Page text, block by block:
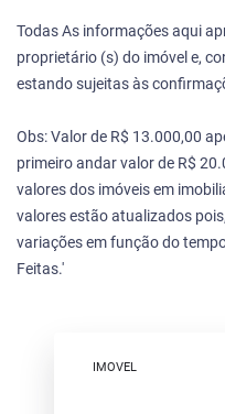
Todas As informações aqui
proprietário (s) do imóvel e,
estando sujeitas às
Obs: Valor de R$ 13.000,00
primeiro andar valor de R$
valores dos imóveis em
valores estão atualizados
variações em função do
Feitas.'
IMOVEL